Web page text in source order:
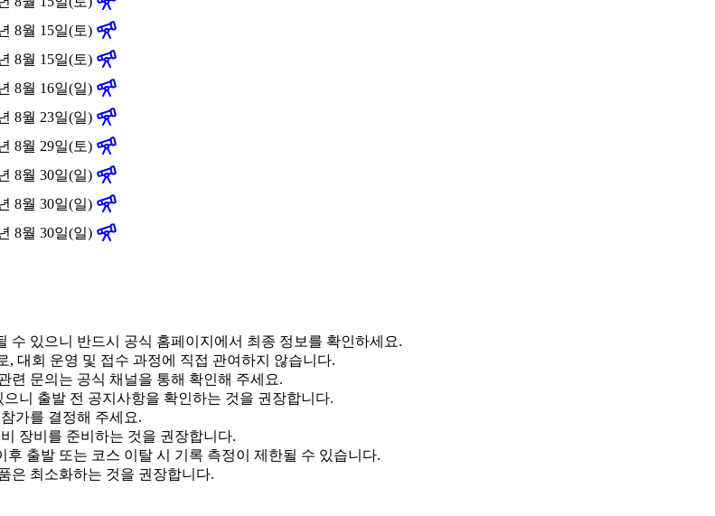
8월 15일(토)
8월 15일(토)
8월 16일(일)
8월 23일(일)
8월 29일(토)
8월 30일(일)
8월 30일(일)
8월 30일(일)
수 있으니 반드시 공식 홈페이지에서 최종 정보를 확인하세요.
, 대회 운영 및 접수 과정에 직접 관여하지 않습니다.
련 문의는 공식 채널을 통해 확인해 주세요.
니 출발 전 공지사항을 확인하는 것을 권장합니다.
가를 결정해 주세요.
장비를 준비하는 것을 권장합니다.
출발 또는 코스 이탈 시 기록 측정이 제한될 수 있습니다.
은 최소화하는 것을 권장합니다.